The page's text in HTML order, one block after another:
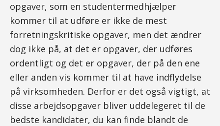
opgaver, som en studentermedhjælper
kommer til at udføre er ikke de mest
forretningskritiske opgaver, men det ændrer
dog ikke på, at det er opgaver, der udføres
ordentligt og det er opgaver, der på den ene
eller anden vis kommer til at have indflydelse
på virksomheden. Derfor er det også vigtigt, at
disse arbejdsopgaver bliver uddelegeret til de
bedste kandidater, du kan finde blandt de